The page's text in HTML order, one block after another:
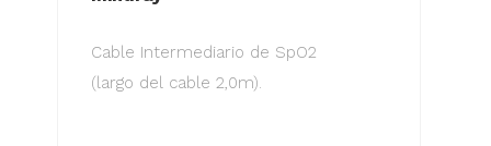
Cable Intermediario de SpO2
(largo del cable 2,0m).